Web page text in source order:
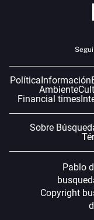
PolíticaInformación
Ambiente
Financial times
Sobre
Pablo
Copyright